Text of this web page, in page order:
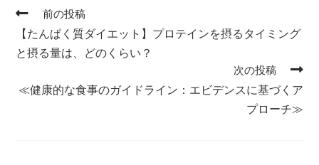
前の投稿
【たんぱく質ダイエット】プロテインを摂るタイミング
と摂る量は、どのくらい？
次の投稿
≪健康的な食事のガイドライン：エビデンスに基づくア
プローチ≫